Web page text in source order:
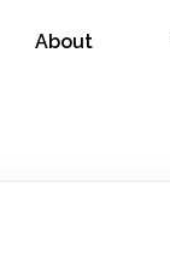
About